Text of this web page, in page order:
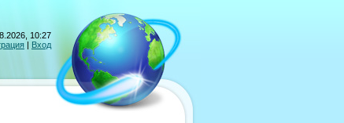
10:27
| Вход